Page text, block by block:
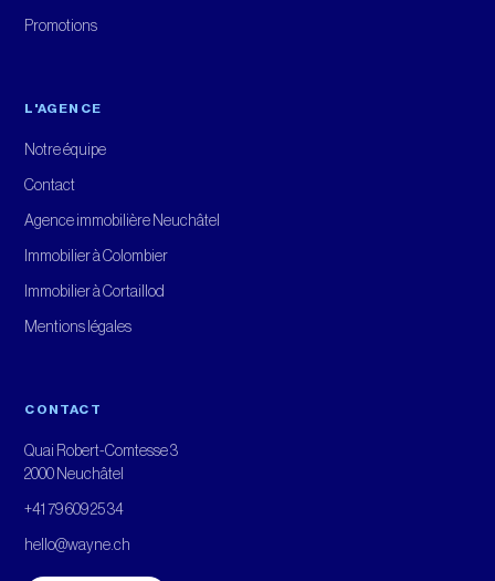
Promotions
L'AGENCE
Notre équipe
Contact
Agence immobilière Neuchâtel
Immobilier à Colombier
Immobilier à Cortaillod
Mentions légales
CONTACT
Quai Robert-Comtesse 3
2000 Neuchâtel
+41 79 609 25 34
hello@wayne.ch